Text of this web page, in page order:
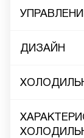
ДИЗАЙН